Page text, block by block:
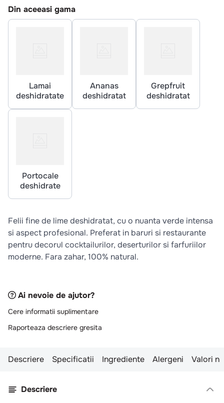
9. croissant
Din aceeasi gama
Lamai
deshidratate
Ananas
deshidratat
Grepfruit
deshidratat
Portocale
deshidrate
Felii fine de lime deshidratat, cu o nuanta verde intensa
si aspect profesional. Preferat in baruri si restaurante
pentru decorul cocktailurilor, deserturilor si farfuriilor
moderne. Fara zahar, 100% natural.
Ai nevoie de ajutor?
Cere informatii suplimentare
Raporteaza descriere gresita
Descriere Specificatii Ingrediente Alergeni Valori
Descriere